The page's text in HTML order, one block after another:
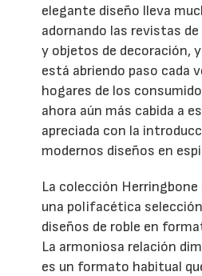
elegante diseño lleva
adornando las revistas
y objetos de decoración,
está abriendo paso cada
hogares de los
ahora aún más cabida a
apreciada con la
modernos diseños en
La colección
una polifacética
diseños de roble en
La armoniosa relación
es un formato habitual